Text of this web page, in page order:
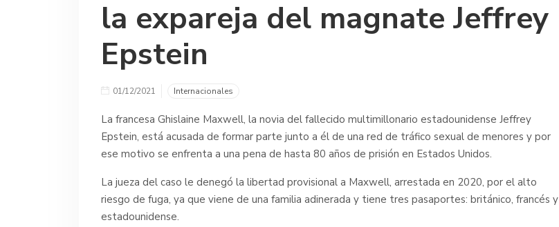
la expareja del magnate Jeffrey
Epstein
01/12/2021 Internacionales
La francesa Ghislaine Maxwell, la novia del fallecido multimillonario estadounidense Jeffrey
Epstein, está acusada de formar parte junto a él de una red de tráfico sexual de menores y por
ese motivo se enfrenta a una pena de hasta 80 años de prisión en Estados Unidos.
La jueza del caso le denegó la libertad provisional a Maxwell, arrestada en 2020, por el alto
riesgo de fuga, ya que viene de una familia adinerada y tiene tres pasaportes: británico, francés y
estadounidense.